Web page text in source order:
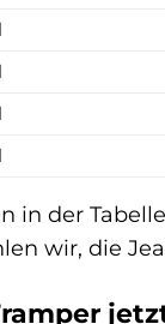
in der
wir, die